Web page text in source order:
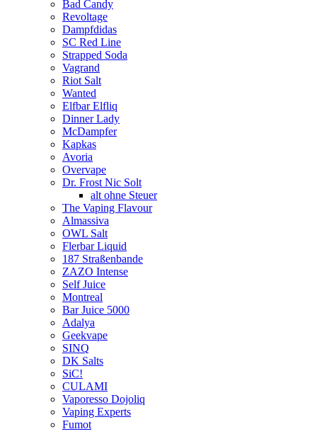
Bad Candy
Revoltage
Dampfdidas
SC Red Line
Strapped Soda
Vagrand
Riot Salt
Wanted
Elfbar Elfliq
Dinner Lady
McDampfer
Kapkas
Avoria
Overvape
Dr. Frost Nic Solt
alt ohne Steuer
The Vaping Flavour
Almassiva
OWL Salt
Flerbar Liquid
187 Straßenbande
ZAZO Intense
Self Juice
Montreal
Bar Juice 5000
Adalya
Geekvape
SINQ
DK Salts
SiC!
CULAMI
Vaporesso Dojoliq
Vaping Experts
Fumot